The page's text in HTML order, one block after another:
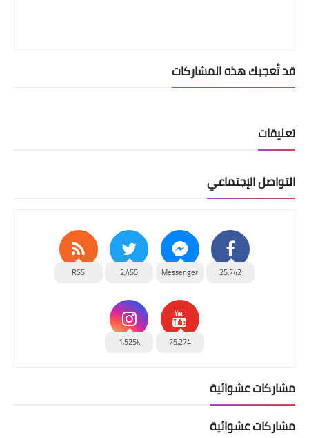
قد تُعجبك هذه المشاركات
تعليقات
التواصل الإجتماعي
25,742
Messenger
2,455
RSS
75,274
1,525k
مشاركات عشوائية
مشاركات عشوائية